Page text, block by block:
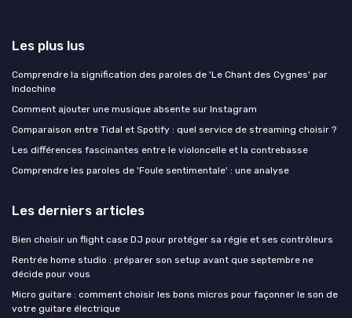
Les plus lus
Comprendre la signification des paroles de 'Le Chant des Cygnes' par
Indochine
Comment ajouter une musique absente sur Instagram
Comparaison entre Tidal et Spotify : quel service de streaming choisir ?
Les différences fascinantes entre le violoncelle et la contrebasse
Comprendre les paroles de 'Foule sentimentale' : une analyse
Les derniers articles
Bien choisir un flight case DJ pour protéger sa régie et ses contrôleurs
Rentrée home studio : préparer son setup avant que septembre ne
décide pour vous
Micro guitare : comment choisir les bons micros pour façonner le son de
votre guitare électrique